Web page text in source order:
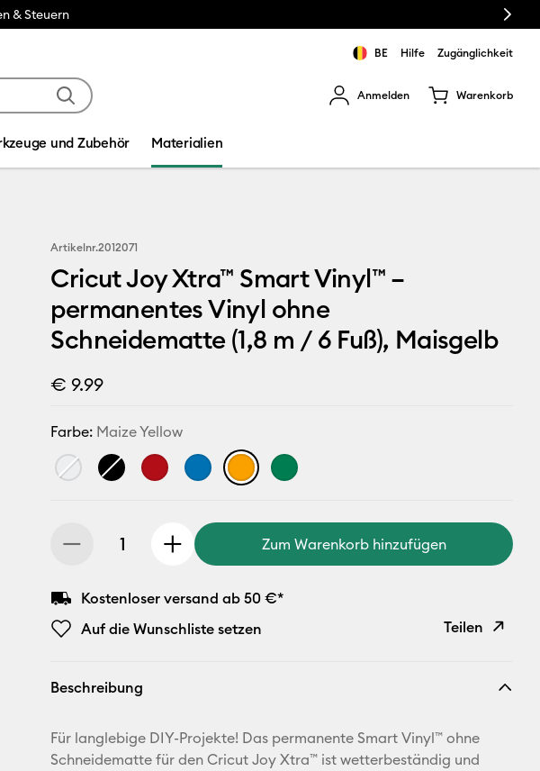
& Steuern Next
BE Hilfe Zugänglichkeit
Anmelden Warenkorb
und Zubehör Materialien
Artikelnr.2012071
Cricut Joy Xtra™ Smart Vinyl™ –
permanentes Vinyl ohne
Schneidematte (1,8 m / 6 Fuß), Maisgelb
€ 9.99
Farbe: Maize Yellow
Zum Warenkorb hinzufügen
Kostenloser versand ab 50 €*
Auf die Wunschliste setzen
Teilen
E-Mail-
Adresse
Beschreibung
Für langlebige DIY-Projekte! Das permanente Smart Vinyl™ ohne
Schneidematte für den Cricut Joy Xtra™ ist wetterbeständig und